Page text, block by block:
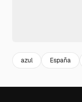
azul España